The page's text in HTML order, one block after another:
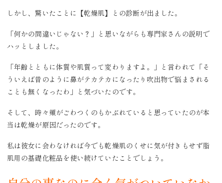
しかし、驚いたことに【乾燥肌】との診断が出ました。
「何かの間違いじゃない？」と思いながらも専門家さんの説明で
ハッとしました。
「年齢とともに体質や肌質って変わりますよ。」と言われて「そ
ういえば昔のように鼻がテカテカになったり吹出物で悩まされる
ことも無くなったわ」と気づいたのです。
そして、時々頬がごわつくのもかぶれていると思っていたのが本
当は乾燥が原因だったのです。
私は彼女に会わなければ今でも乾燥肌のくせに気が付きもせず脂
肌用の基礎化粧品を使い続けていたことでしょう。